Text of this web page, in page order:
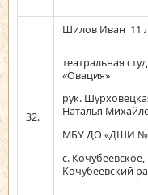
32.
Шилов Иван 11
театральная
«Овация»
рук.
Наталья
МБУ ДО «ДШИ
с. Кочубеевское,
Кочубеевский